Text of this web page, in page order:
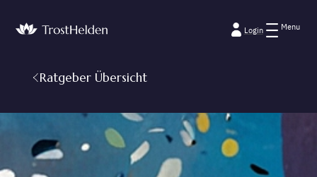
Login Menu
Ratgeber Übersicht